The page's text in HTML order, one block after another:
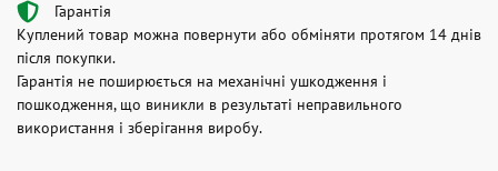
Гарантія
Куплений товар можна повернути або обміняти протягом 14 днів
після покупки.
Гарантія не поширюється на механічні ушкодження і
пошкодження, що виникли в результаті неправильного
використання і зберігання виробу.